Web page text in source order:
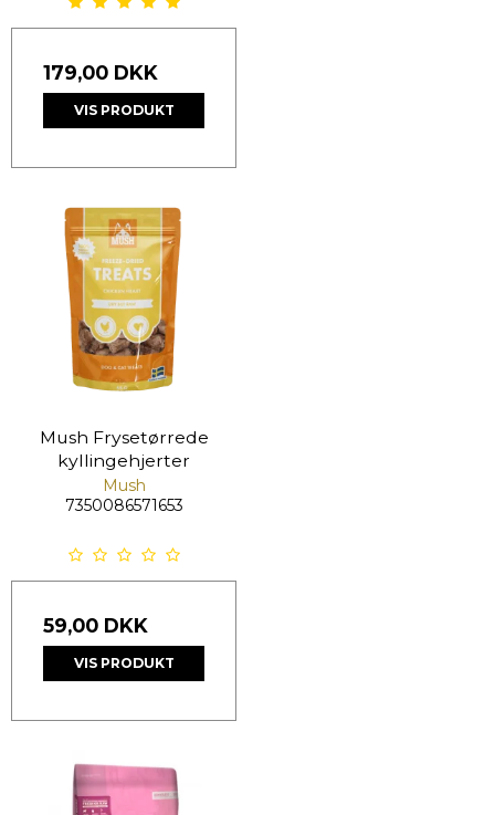
179,00 DKK
VIS PRODUKT
Mush Frysetørrede
kyllingehjerter
Mush
7350086571653
59,00 DKK
VIS PRODUKT